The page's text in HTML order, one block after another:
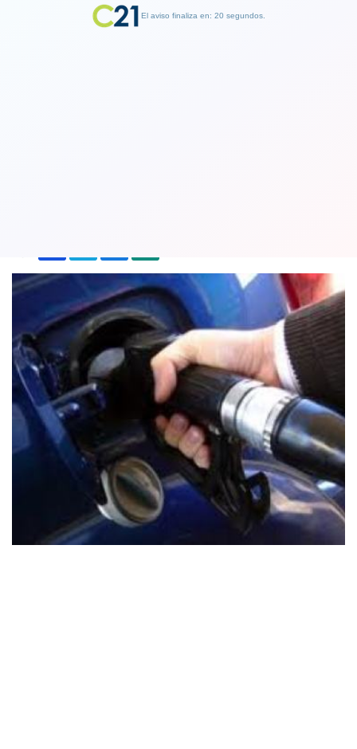
El aviso finaliza en: 19 segundos.